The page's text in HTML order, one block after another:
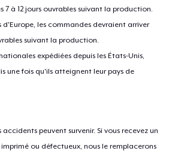
7 à 12 jours ouvrables suivant la production.
d'Europe, les commandes devraient arriver
suivant la production.
expédiées depuis les États-Unis,
une fois qu'ils atteignent leur pays de
peuvent survenir. Si vous recevez un
ou défectueux, nous le remplacerons